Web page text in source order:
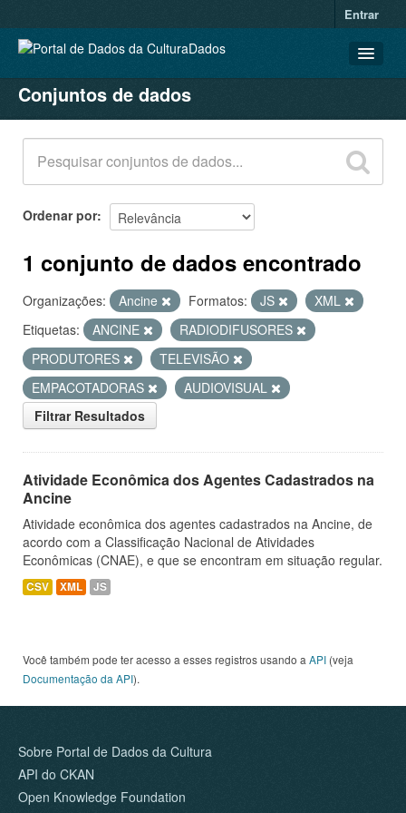
Entrar
CONJUNTOS DE DADOS
ORGANIZAÇÕES
GRUPOS
SOBRE
Conjuntos de dados
Ordenar por
1 conjunto de dados encontrado
Organizações: Ancine Formatos: JS
XML
Etiquetas:
ANCINE
RADIODIFUSORES
PRODUTORES
TELEVISÃO
EMPACOTADORAS
AUDIOVISUAL
Filtrar Resultados
Atividade Econômica dos Agentes Cadastrados na
Ancine
Atividade econômica dos agentes cadastrados na Ancine, de
acordo com a Classificação Nacional de Atividades
Econômicas (CNAE), e que se encontram em situação regular.
CSV XML JS
Você também pode ter acesso a esses registros usando a API (veja
Documentação da API).
Sobre Portal de Dados da Cultura
API do CKAN
Open Knowledge Foundation